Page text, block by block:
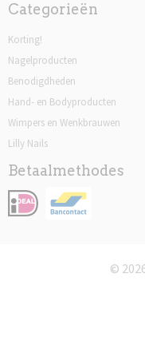
Categorieën
Korting!
Nagelproducten
Benodigdheden
Hand- en Bodyproducten
Wimpers en Wenkbrauwen
Lilly Nails
Betaalmethodes
©